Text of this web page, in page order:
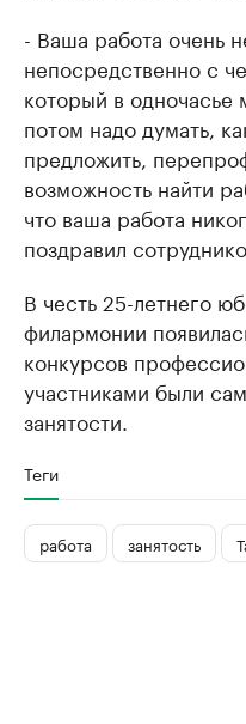
- Ваша работа очень
непосредственно с
который в одночасье
потом надо думать,
предложить,
возможность найти
что ваша работа
поздравил
В честь 25-летнего
филармонии
конкурсов
участниками были
занятости.
Теги
работа занятость